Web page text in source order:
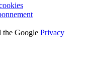
the Google Privacy